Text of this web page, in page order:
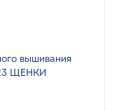
вышивания
ЩЕНКИ